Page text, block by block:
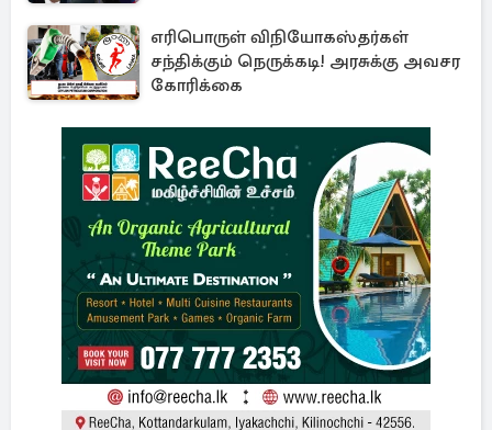
எரிபொருள் விநியோகஸ்தர்கள்
சந்திக்கும் நெருக்கடி! அரசுக்கு அவசர
கோரிக்கை